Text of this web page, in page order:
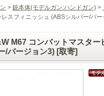
> 銃本体(モデルガン:ハンドガン) >
スフィニッシュ (ABSシルバー/バー
M67 コンバットマスタ
/バージョン3) [取寄]